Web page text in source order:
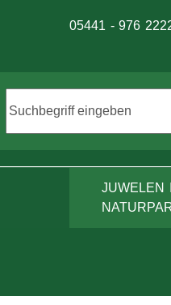
Telefon:
05441 - 976
JUWELEN